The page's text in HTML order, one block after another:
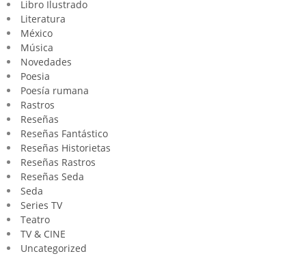
Libro Ilustrado
Literatura
México
Música
Novedades
Poesia
Poesía rumana
Rastros
Reseñas
Reseñas Fantástico
Reseñas Historietas
Reseñas Rastros
Reseñas Seda
Seda
Series TV
Teatro
TV & CINE
Uncategorized